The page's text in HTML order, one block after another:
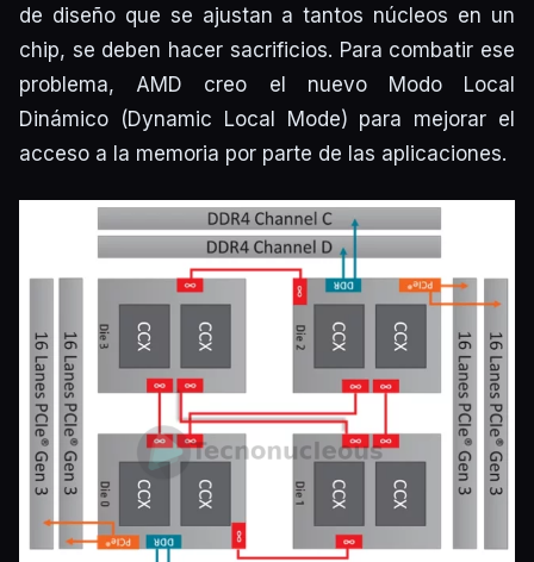
de diseño que se ajustan a tantos núcleos en un
chip, se deben hacer sacrificios. Para combatir ese
problema, AMD creo el nuevo Modo Local
Dinámico (Dynamic Local Mode) para mejorar el
acceso a la memoria por parte de las aplicaciones.